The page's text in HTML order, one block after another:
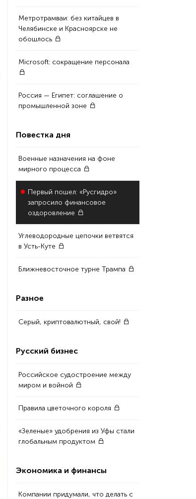
Метротрамваи: без китайцев в
Челябинске и Красноярске не
обошлось
Microsoft: сокращение персонала
Россия — Египет: соглашение о
промышленной зоне
Повестка дня
Военные назначения на фоне
мирного процесса
Первый пошел: «Русгидро»
запросило финансовое
оздоровление
Углеводородные цепочки ветвятся
в Усть-Куте
Ближневосточное турне Трампа
Разное
Серый, криптовалютный, свой!
Русский бизнес
Российское судостроение между
миром и войной
Правила цветочного короля
«Зеленые» удобрения из Уфы стали
глобальным продуктом
Экономика и финансы
Компании придумали, что делать с